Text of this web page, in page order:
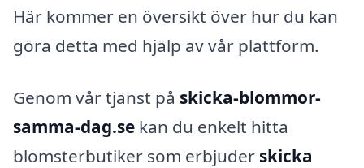
Här kommer en översikt över hur du kan
göra detta med hjälp av vår plattform.
Genom vår tjänst på skicka-blommor-
samma-dag.se kan du enkelt hitta
blomsterbutiker som erbjuder skicka